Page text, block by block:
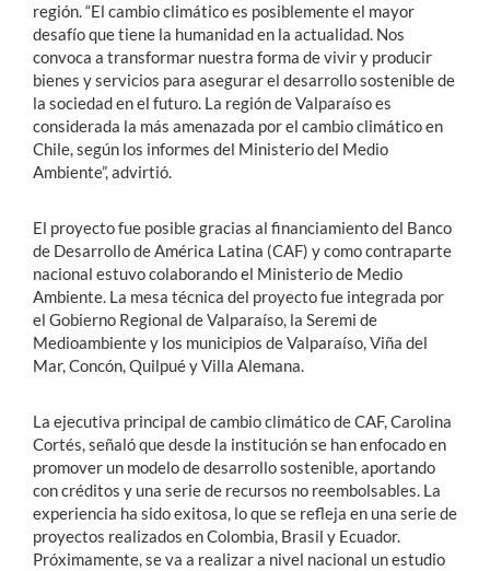
región. “El cambio climático es posiblemente el mayor
desafío que tiene la humanidad en la actualidad. Nos
convoca a transformar nuestra forma de vivir y producir
bienes y servicios para asegurar el desarrollo sostenible de
la sociedad en el futuro. La región de Valparaíso es
considerada la más amenazada por el cambio climático en
Chile, según los informes del Ministerio del Medio
Ambiente”, advirtió.
El proyecto fue posible gracias al financiamiento del Banco
de Desarrollo de América Latina (CAF) y como contraparte
nacional estuvo colaborando el Ministerio de Medio
Ambiente. La mesa técnica del proyecto fue integrada por
el Gobierno Regional de Valparaíso, la Seremi de
Medioambiente y los municipios de Valparaíso, Viña del
Mar, Concón, Quilpué y Villa Alemana.
La ejecutiva principal de cambio climático de CAF, Carolina
Cortés, señaló que desde la institución se han enfocado en
promover un modelo de desarrollo sostenible, aportando
con créditos y una serie de recursos no reembolsables. La
experiencia ha sido exitosa, lo que se refleja en una serie de
proyectos realizados en Colombia, Brasil y Ecuador.
Próximamente, se va a realizar a nivel nacional un estudio